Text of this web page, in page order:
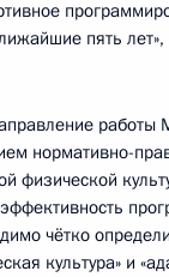
пять
работы
нормативно-
физической
чётко
культура» и